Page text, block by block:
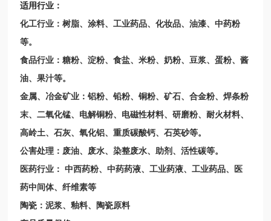
适用行业：
化工行业：树脂、涂料、工业药品、化妆品、油漆、中药粉
等。
食品行业：糖粉、淀粉、食盐、米粉、奶粉、豆浆、蛋粉、酱
油、果汁等。
金属、冶金矿业：铝粉、铅粉、铜粉、矿石、合金粉、焊条粉
末、二氧化锰、电解铜粉、电磁性材料、研磨粉、耐火材料、
高岭土、石灰、氧化铝、重质碳酸钙、石英砂等。
公害处理：废油、废水、染整废水、助剂、活性碳等。
医药行业： 中西药粉、中药药液、工业药液、工业药品、医
药中间体、纤维素等
陶瓷：泥浆、釉料、陶瓷原料